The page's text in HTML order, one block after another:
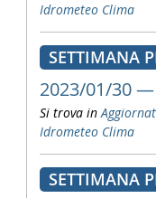
Idrometeo Clima
SETTIMANA
2023/01/30
Si trova in
Idrometeo Clima
SETTIMANA